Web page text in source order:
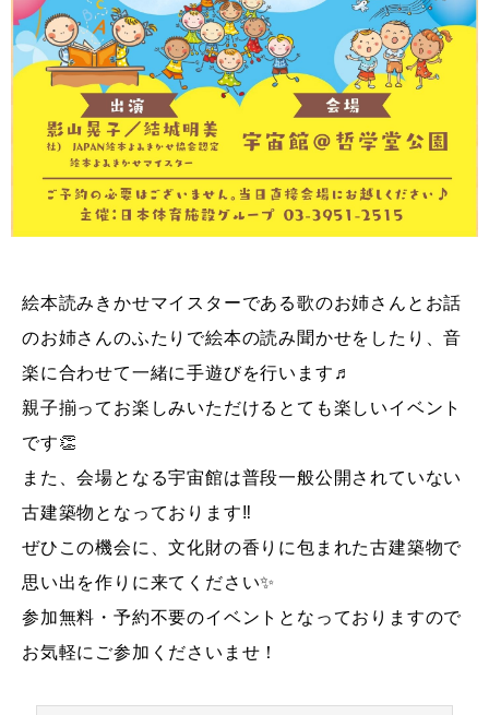
絵本読みきかせマイスターである歌のお姉さんとお話
のお姉さんのふたりで絵本の読み聞かせをしたり、音
楽に合わせて一緒に手遊びを行います♬
親子揃ってお楽しみいただけるとても楽しいイベント
です👏
また、会場となる宇宙館は普段一般公開されていない
古建築物となっております‼︎
ぜひこの機会に、文化財の香りに包まれた古建築物で
思い出を作りに来てください✨
参加無料・予約不要のイベントとなっておりますので
お気軽にご参加くださいませ！